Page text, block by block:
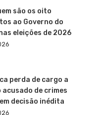
são os oito
ao Governo do
eleições de 2026
perda de cargo a
de crimes
decisão inédita